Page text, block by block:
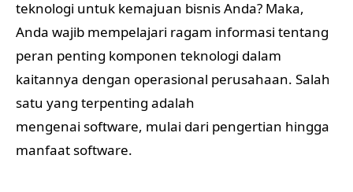
teknologi untuk kemajuan bisnis Anda? Maka,
Anda wajib mempelajari ragam informasi tentang
peran penting komponen teknologi dalam
kaitannya dengan operasional perusahaan. Salah
satu yang terpenting adalah
mengenai software, mulai dari pengertian hingga
manfaat software.